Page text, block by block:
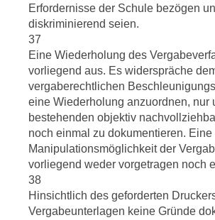
Erfordernisse der Schule bezögen
diskriminierend seien.
37
Eine Wiederholung des
vorliegend aus. Es widerspräche
vergaberechtlichen
eine Wiederholung anzuordnen, nur
bestehenden objektiv
noch einmal zu dokumentieren. Eine
Manipulationsmöglichkeit der
vorliegend weder vorgetragen noch
38
Hinsichtlich des geforderten
Vergabeunterlagen keine Gründe